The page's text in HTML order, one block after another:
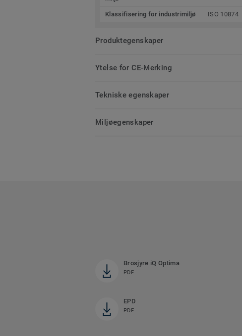
Klassifisering for industrimiljø ISO 10874
Produktegenskaper
Ytelse for CE-Merking
Tekniske egenskaper
Miljøegenskaper
Brosjyre iQ Optima
PDF
EPD
PDF